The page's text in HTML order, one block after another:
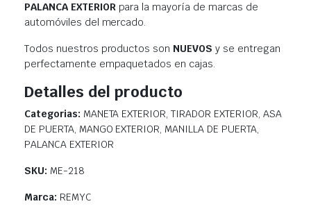
PALANCA EXTERIORpara la mayoría de marcas de
automóviles del mercado.
Todos nuestros productos son NUEVOS y se entregan
perfectamente empaquetados en cajas.
Detalles del producto
Categorias: MANETA EXTERIOR, TIRADOR EXTERIOR, ASA
DE PUERTA, MANGO EXTERIOR, MANILLA DE PUERTA,
PALANCA EXTERIOR
SKU: ME-218
Marca: REMYC